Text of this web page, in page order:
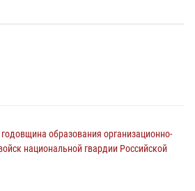
годовщина образования организационно-
национальной гвардии Российской